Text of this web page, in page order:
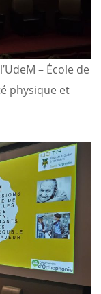
– École de
physique et